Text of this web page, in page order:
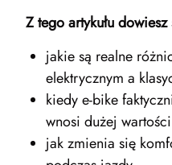
Z tego artykułu dowiesz
jakie są realne
elektrycznym a
kiedy e-bike
wnosi dużej wartości
jak zmienia się